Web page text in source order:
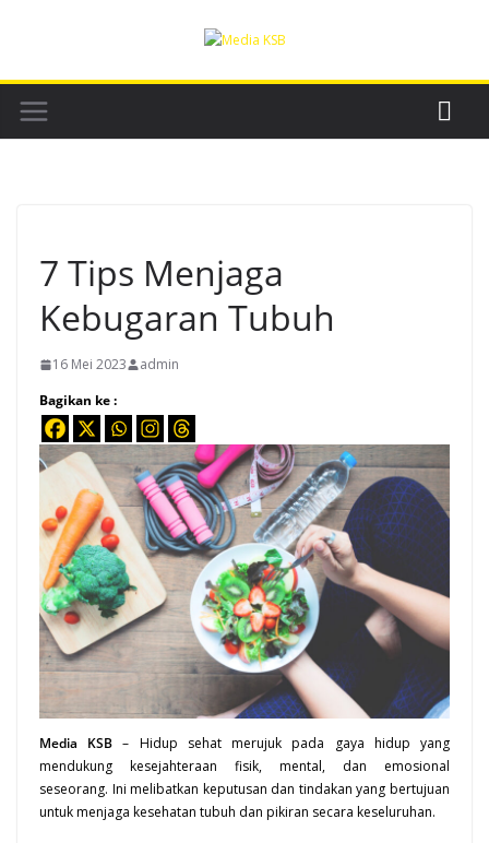
7 Tips Menjaga
Kebugaran Tubuh
16 Mei 2023
admin
Bagikan ke :
Media KSB – Hidup sehat merujuk pada gaya hidup yang
mendukung kesejahteraan fisik, mental, dan emosional
seseorang. Ini melibatkan keputusan dan tindakan yang bertujuan
untuk menjaga kesehatan tubuh dan pikiran secara keseluruhan.